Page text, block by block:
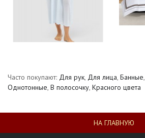
Часто покупают: Для рук, Для лица, Банные,
Однотонные, В полосочку, Красного цвета
НА ГЛАВНУЮ